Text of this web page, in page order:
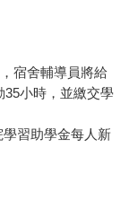
宿舍輔導員將給
35小時，並繳交學
習助學金每人新